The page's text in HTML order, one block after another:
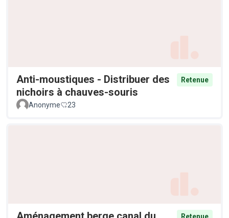
Anti-moustiques - Distribuer des
nichoirs à chauves-souris
Retenue
Anonyme 23